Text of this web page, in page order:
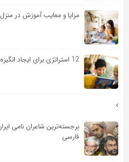
مزایا و معایب آموزش در منزل
12 استراتژی برای ایجاد انگیزه در کودک برای یادگیری
فارسی